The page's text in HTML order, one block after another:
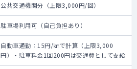
公共交通機関分（上限3,000円/回）
駐車場利用可（自己負担あり）
自動車通勤：15円/㎞で計算（上限3,000
円）・駐車料金1回200円は交通費として支給